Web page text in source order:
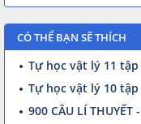
CÓ THỂ BẠN SẼ THÍCH
Tự học vật lý 11 tập
Tự học vật lý 10 tập
900 CÂU LÍ THUYẾT